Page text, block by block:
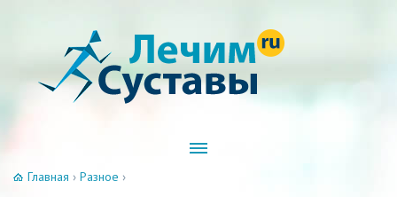
Главная › Разное ›